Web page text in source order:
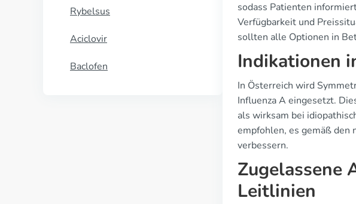
Rybelsus
Aciclovir
Baclofen
sodass Patienten
Verfügbarkeit und
sollten alle Optionen in
Indikationen
In Österreich wird
Influenza A eingesetzt.
als wirksam bei
empfohlen, es gemäß den
verbessern.
Zugelassene
Leitlinien